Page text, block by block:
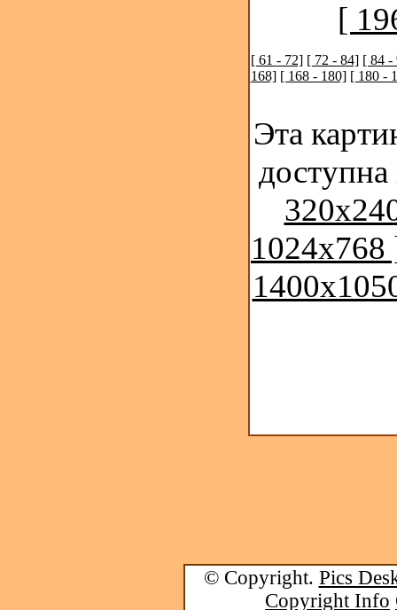
[
[ 61 - 72] [ 72 - 84] [ 84 -
168] [ 168 - 180] [ 180 -
Эта
1024x768
© Copyright. Pics
Copyright Info